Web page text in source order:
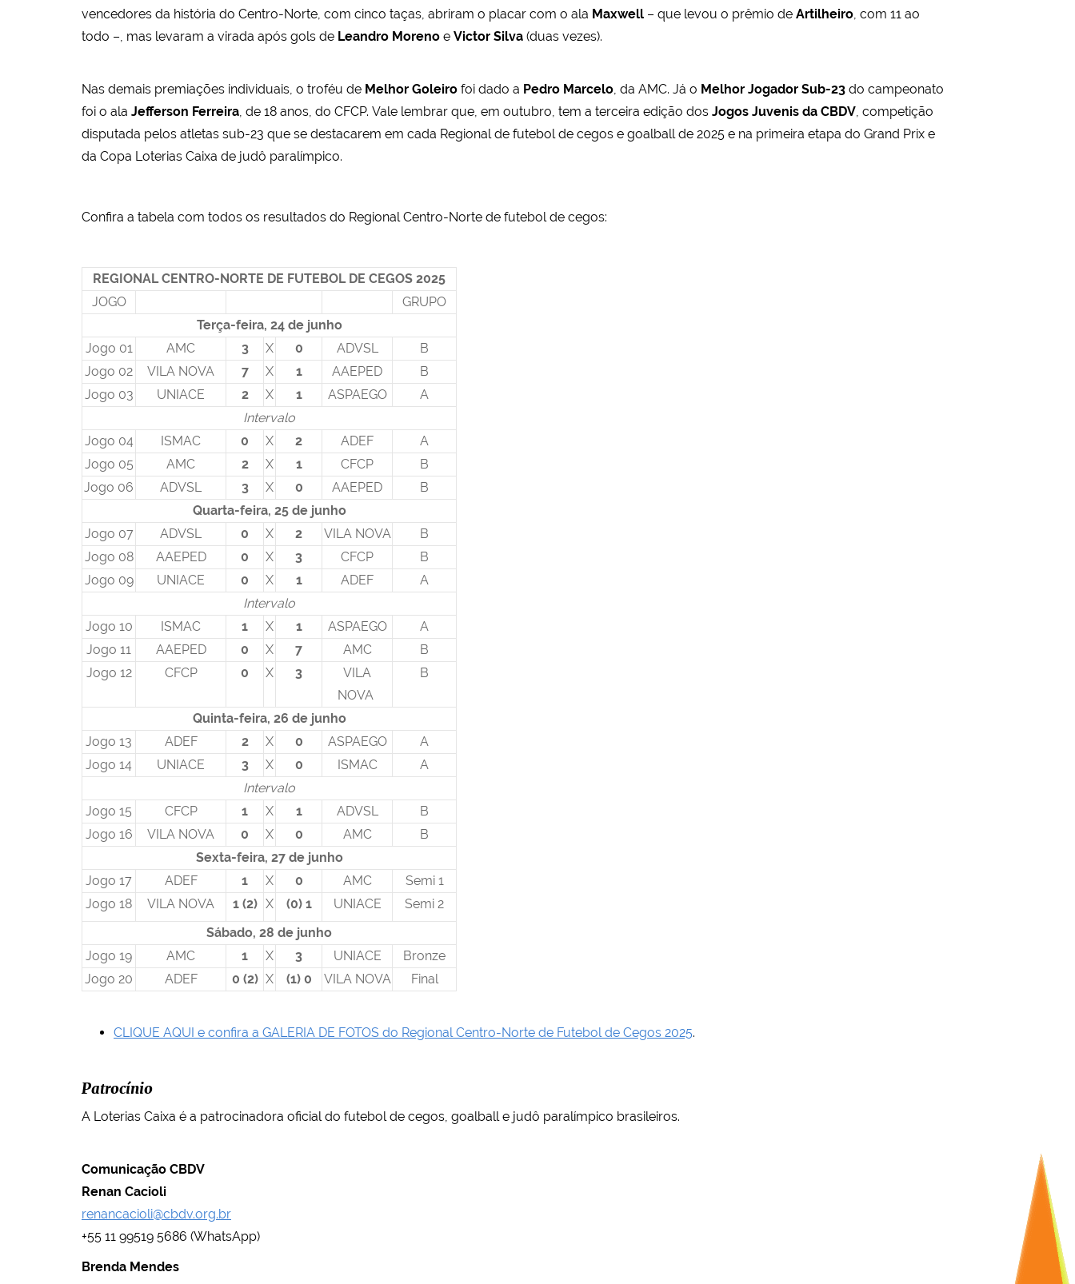
vencedores da história do Centro-Norte, com cinco taças, abriram o placar com o ala Maxwell – que levou o prêmio de Artilheiro, com 11 ao
todo –, mas levaram a virada após gols de Leandro Moreno e Victor Silva (duas vezes).
Nas demais premiações individuais, o troféu de Melhor Goleiro foi dado a Pedro Marcelo, da AMC. Já o Melhor Jogador Sub-23 do campeonato
foi o ala Jefferson Ferreira, de 18 anos, do CFCP. Vale lembrar que, em outubro, tem a terceira edição dos Jogos Juvenis da CBDV, competição
disputada pelos atletas sub-23 que se destacarem em cada Regional de futebol de cegos e goalball de 2025 e na primeira etapa do Grand Prix e
da Copa Loterias Caixa de judô paralímpico.
Confira a tabela com todos os resultados do Regional Centro-Norte de futebol de cegos:
REGIONAL CENTRO-NORTE DE FUTEBOL DE CEGOS 2025
JOGO
GRUPO
Terça-feira, 24 de junho
Jogo 01
AMC 3 X 0 ADVSL
B
Jogo 02
VILA NOVA 7 X 1 AAEPED
B
Jogo 03
UNIACE 2 X 1 ASPAEGO
A
Intervalo
Jogo 04
ISMAC 0 X 2 ADEF
A
Jogo 05
AMC 2 X 1 CFCP
B
Jogo 06
ADVSL 3 X 0 AAEPED
B
Quarta-feira, 25 de junho
Jogo 07
ADVSL 0 X 2 VILA NOVA
B
Jogo 08
AAEPED 0 X 3 CFCP
B
Jogo 09
UNIACE 0 X 1 ADEF
A
Intervalo
Jogo 10
ISMAC 1 X 1 ASPAEGO
A
Jogo 11
AAEPED 0 X 7 AMC
B
Jogo 12
CFCP 0 X 3
VILA
NOVA
B
Quinta-feira, 26 de junho
Jogo 13
ADEF 2 X 0 ASPAEGO
A
Jogo 14
UNIACE 3 X 0 ISMAC
A
Intervalo
Jogo 15
CFCP 1 X 1 ADVSL
B
Jogo 16
VILA NOVA 0 X 0 AMC
B
Sexta-feira, 27 de junho
Jogo 17
ADEF 1 X 0 AMC
Semi 1
Jogo 18
VILA NOVA 1 (2) X (0) 1 UNIACE
Semi 2
Sábado, 28 de junho
Jogo 19
AMC 1 X 3 UNIACE
Bronze
Jogo 20
ADEF 0 (2) X (1) 0 VILA NOVA Final
CLIQUE AQUI e confira a GALERIA DE FOTOS do Regional Centro-Norte de Futebol de Cegos 2025.
Patrocínio
A Loterias Caixa é a patrocinadora oficial do futebol de cegos, goalball e judô paralímpico brasileiros.
Comunicação CBDV
Renan Cacioli
renancacioli@cbdv.org.br
+55 11 99519 5686 (WhatsApp)
Brenda Mendes